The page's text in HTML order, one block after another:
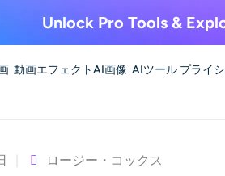
Unlock Pro Tools &
動画エフェクトAI画像 AIツール プライ
ロージー・コックス